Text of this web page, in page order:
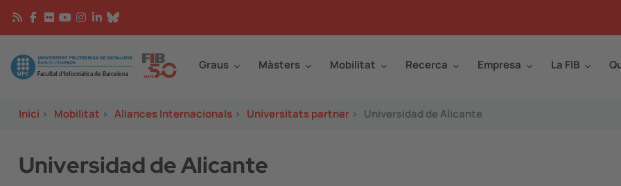
Vés al contingut
Image Graus Màsters Mobilitat Recerca Empresa La FIB
Inici > Mobilitat > Aliances Internacionals > Universitats partner > Universidad de Alicante
Universidad de Alicante